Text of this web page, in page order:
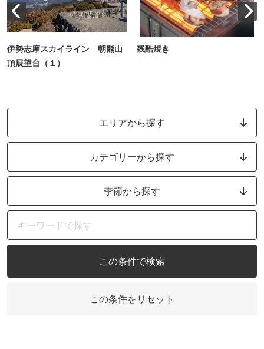
伊勢志摩スカイライン 朝熊山
頂展望台（１）
残酷焼き
エリアから探す
カテゴリーから探す
季節から探す
この条件で検索
この条件をリセット